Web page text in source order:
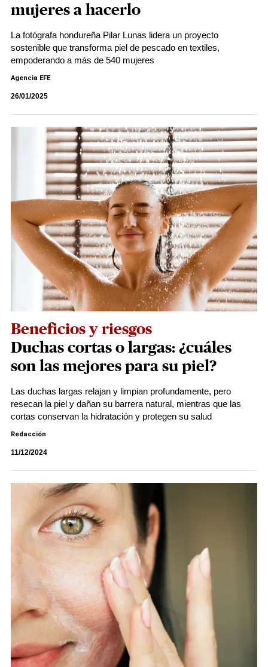
mujeres a hacerlo
La fotógrafa hondureña Pilar Lunas lidera un proyecto
sostenible que transforma piel de pescado en textiles,
empoderando a más de 540 mujeres
Agencia EFE
26/01/2025
Beneficios y riesgos
Duchas cortas o largas: ¿cuáles
son las mejores para su piel?
Las duchas largas relajan y limpian profundamente, pero
resecan la piel y dañan su barrera natural, mientras que las
cortas conservan la hidratación y protegen su salud
Redacción
11/12/2024